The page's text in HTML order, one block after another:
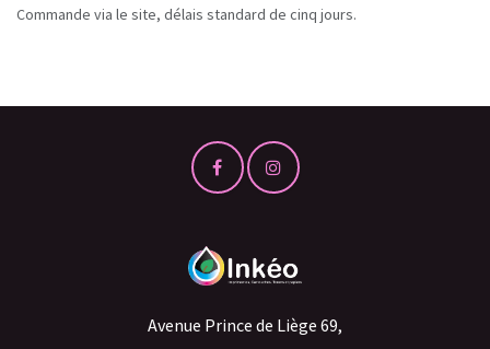
Commande via le site, délais standard de cinq jours.
Avenue Prince de Liège 69,